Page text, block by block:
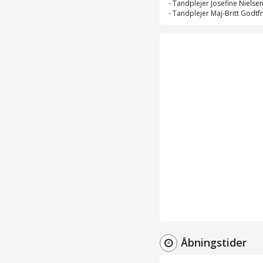
-Tandplejer Josefine Nielsen
-Tandplejer Maj-Britt
Åbningstider